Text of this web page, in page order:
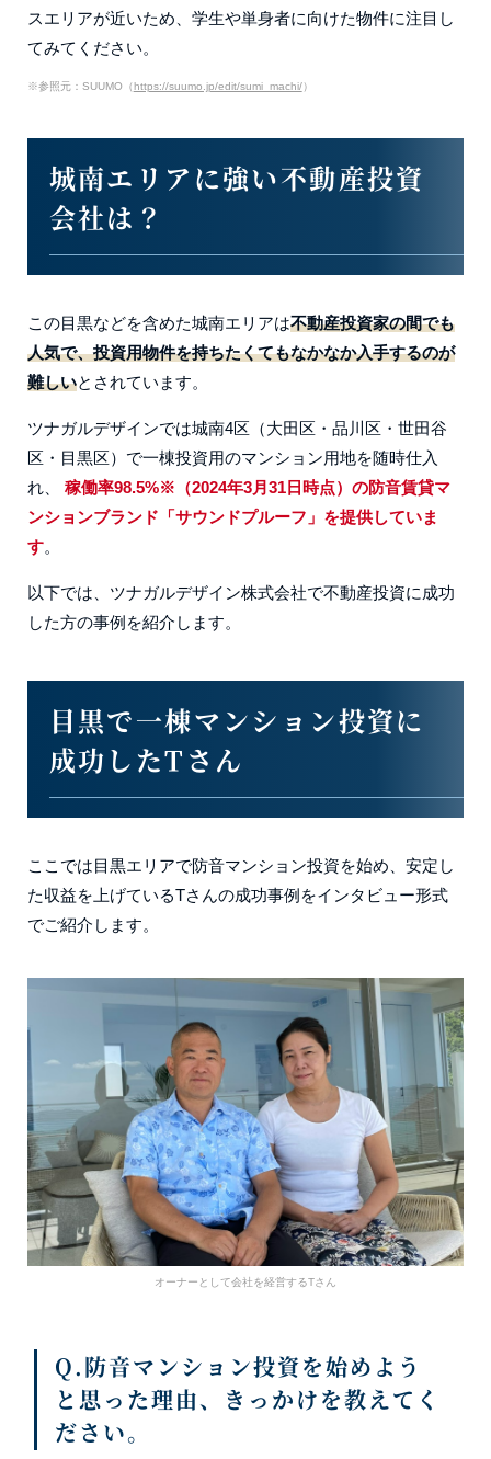
スエリアが近いため、学生や単身者に向けた物件に注目し
てみてください。
※参照元：SUUMO（ https://suumo.jp/edit/sumi_machi/）
城南エリアに強い不動産投資
会社は？
この目黒などを含めた城南エリアは不動産投資家の間でも
人気で、投資用物件を持ちたくてもなかなか入手するのが
難しいとされています。
ツナガルデザインでは城南4区（大田区・品川区・世田谷
区・目黒区）で一棟投資用のマンション用地を随時仕入
れ、 稼働率98.5%※（2024年3月31日時点）の防音賃貸マ
ンションブランド「サウンドプルーフ」を提供していま
す。
以下では、ツナガルデザイン株式会社で不動産投資に成功
した方の事例を紹介します。
目黒で一棟マンション投資に
成功したTさん
ここでは目黒エリアで防音マンション投資を始め、安定し
た収益を上げているTさんの成功事例をインタビュー形式
でご紹介します。
オーナーとして会社を経営するTさん
Q.防音マンション投資を始めよう
と思った理由、きっかけを教えてく
ださい。